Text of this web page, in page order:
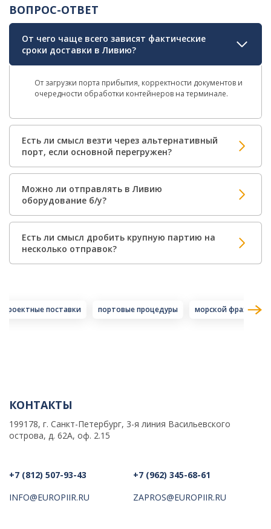
ВОПРОС-ОТВЕТ
От чего чаще всего зависят фактические
сроки доставки в Ливию?
От загрузки порта прибытия, корректности документов и
очередности обработки контейнеров на терминале.
Есть ли смысл везти через альтернативный
порт, если основной перегружен?
Можно ли отправлять в Ливию
оборудование б/у?
Есть ли смысл дробить крупную партию на
несколько отправок?
проектные поставки портовые процедуры морской фрахт
КОНТАКТЫ
199178, г. Санкт-Петербург, 3-я линия Васильевского
острова, д. 62А, оф. 2.15
+7 (812) 507-93-43
INFO@EUROPIIR.RU
+7 (962) 345-68-61
ZAPROS@EUROPIIR.RU